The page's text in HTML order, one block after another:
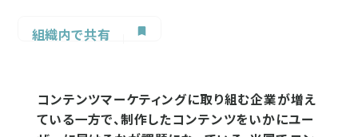
組織内で共有
コンテンツマーケティングに取り組む企業が増え
ている一方で、制作したコンテンツをいかにユー